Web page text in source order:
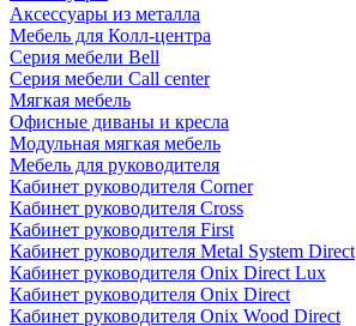
Аксессуары из металла
Мебель для Колл-центра
Серия мебели Bell
Серия мебели Call center
Мягкая мебель
Офисные диваны и кресла
Модульная мягкая мебель
Мебель для руководителя
Кабинет руководителя Corner
Кабинет руководителя Cross
Кабинет руководителя First
Кабинет руководителя Metal System Direct
Кабинет руководителя Onix Direct Lux
Кабинет руководителя Onix Direct
Кабинет руководителя Onix Wood Direct